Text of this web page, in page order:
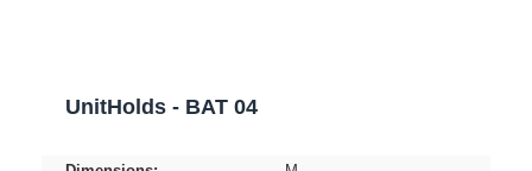
UnitHolds - BAT 04